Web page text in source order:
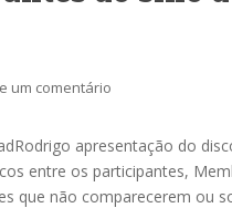
um comentário
apresentação do
entre os participantes,
que não comparecerem ou